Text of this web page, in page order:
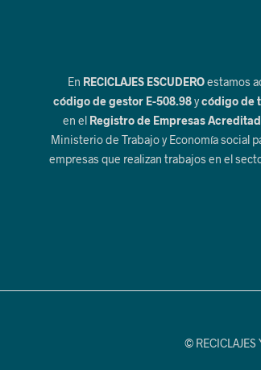
En RECICLAJES ESCUDEROestamos
código de gestor E-508.98ycódigo de
en el Registro de Empresas
Ministerio de Trabajo y Economía social
empresas que realizan trabajos en el
©